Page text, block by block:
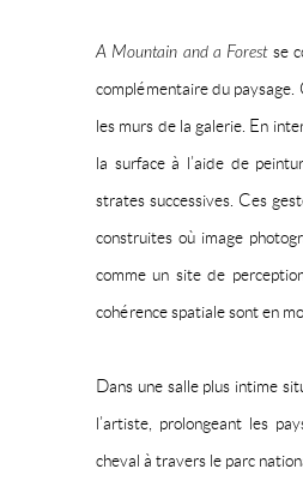
A Mountain and a Forestse
complémentaire du paysage.
les murs de la galerie. En
la surface à l’aide de
strates successives. Ces
construites où image
comme un site de
cohérence spatiale sont en
Dans une salle plus intime
l’artiste, prolongeant les
cheval à travers le parc